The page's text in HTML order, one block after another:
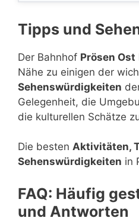
Tipps und
Der Bahnhof Prösen Ost
Nähe zu einigen der
Sehenswürdigkeiten
Gelegenheit, die
die kulturellen Schätze
Die besten Aktivitäten,
Sehenswürdigkeiten in
FAQ: Häufig
und Antworten